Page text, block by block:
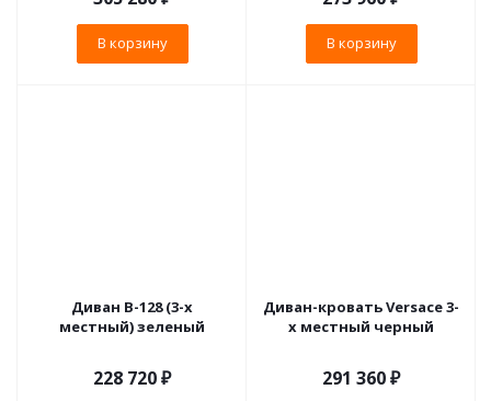
В корзину В корзину
Диван B-128 (3-х
местный) зеленый
228 720₽
Диван-кровать Versace 3-
х местный черный
291 360₽